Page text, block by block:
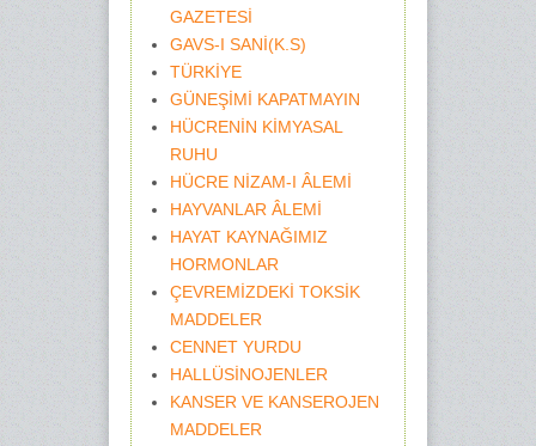
GAZETESİ
GAVS-I SANİ(K.S)
TÜRKİYE
GÜNEŞİMİ KAPATMAYIN
HÜCRENİN KİMYASAL
RUHU
HÜCRE NİZAM-I ÂLEMİ
HAYVANLAR ÂLEMİ
HAYAT KAYNAĞIMIZ
HORMONLAR
ÇEVREMİZDEKİ TOKSİK
MADDELER
CENNET YURDU
HALLÜSİNOJENLER
KANSER VE KANSEROJEN
MADDELER